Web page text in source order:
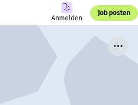
Anmelden
Job posten